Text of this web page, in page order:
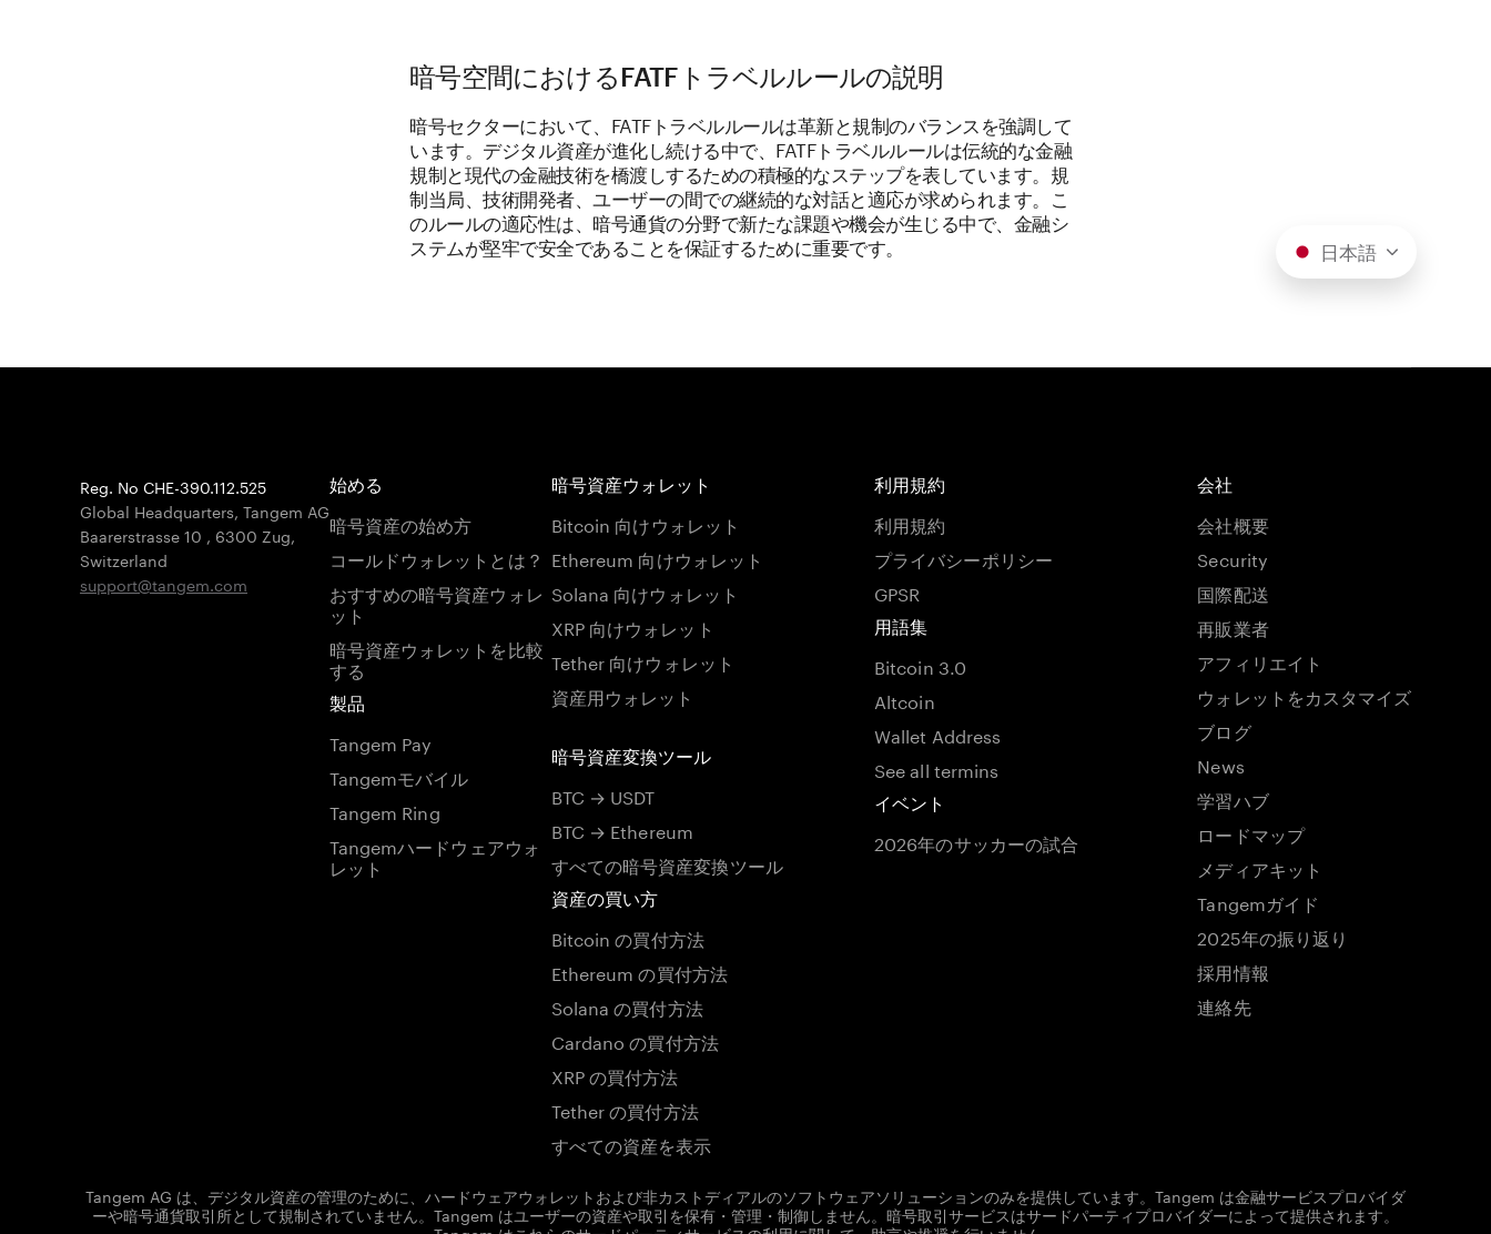
暗号空間におけるFATFトラベルルールの説明
暗号セクターにおいて、FATFトラベルルールは革新と規制のバランスを強調して
います。デジタル資産が進化し続ける中で、FATFトラベルルールは伝統的な金融
規制と現代の金融技術を橋渡しするための積極的なステップを表しています。規
制当局、技術開発者、ユーザーの間での継続的な対話と適応が求められます。こ
のルールの適応性は、暗号通貨の分野で新たな課題や機会が生じる中で、金融シ
ステムが堅牢で安全であることを保証するために重要です。
日本語
Reg. No CHE-390.112.525
Global Headquarters, Tangem AG
Baarerstrasse 10 , 6300 Zug,
Switzerland
support@tangem.com
始める
暗号資産の始め方
コールドウォレットとは？
おすすめの暗号資産ウォレ
ット
暗号資産ウォレットを比較
する
製品
Tangem Pay
Tangemモバイル
Tangem Ring
Tangemハードウェアウォ
レット
暗号資産ウォレット
Bitcoin 向けウォレット
Ethereum 向けウォレット
Solana 向けウォレット
XRP 向けウォレット
Tether 向けウォレット
資産用ウォレット
暗号資産変換ツール
BTC → USDT
BTC → Ethereum
すべての暗号資産変換ツール
資産の買い方
Bitcoin の買付方法
Ethereum の買付方法
Solana の買付方法
Cardano の買付方法
XRP の買付方法
Tether の買付方法
すべての資産を表示
利用規約
利用規約
プライバシーポリシー
GPSR
用語集
Bitcoin 3.0
Altcoin
Wallet Address
See all termins
イベント
2026年のサッカーの試合
会社
会社概要
Security
国際配送
再販業者
アフィリエイト
ウォレットをカスタマイズ
ブログ
News
学習ハブ
ロードマップ
メディアキット
Tangemガイド
2025年の振り返り
採用情報
連絡先
Tangem AG は、デジタル資産の管理のために、ハードウェアウォレットおよび非カストディアルのソフトウェアソリューションのみを提供しています。Tangem は金融サービスプロバイダ
ーや暗号通貨取引所として規制されていません。Tangem はユーザーの資産や取引を保有・管理・制御しません。暗号取引サービスはサードパーティプロバイダーによって提供されます。